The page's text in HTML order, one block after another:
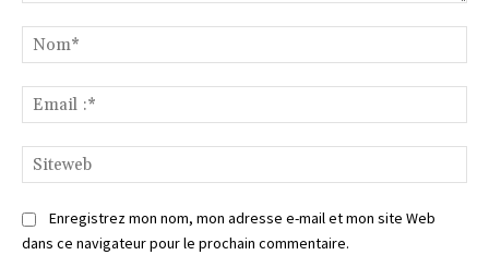
:*
Enregistrez mon nom, mon adresse e-mail et mon site Web
dans ce navigateur pour le prochain commentaire.